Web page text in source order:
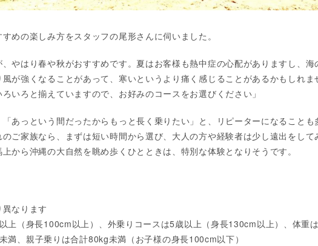
めの楽しみ方をスタッフの尾形さんに伺いました。
、やはり春や秋がおすすめです。夏はお客様も熱中症の心配がありますし、海
が強くなることがあって、寒いというより痛く感じることがあるかもしれま
いろと揃えていますので、お好みのコースをお選びください」
あっという間だったからもっと長く乗りたい」と、リピーターになることも
ご家族なら、まずは短い時間から選び、大人の方や経験者は少し遠出をして
から沖縄の大自然を眺め歩くひとときは、特別な体験となりそうです。
なります
上（身長100cm以上）、外乗りコースは5歳以上（身長130cm以上）、体重
満、親子乗りは合計80kg未満（お子様の身長100cm以下）